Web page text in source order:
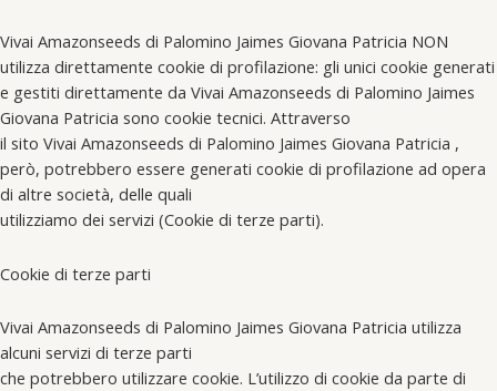
Vivai Amazonseeds di Palomino Jaimes Giovana Patricia NON
utilizza direttamente cookie di profilazione: gli unici cookie generati
e gestiti direttamente da Vivai Amazonseeds di Palomino Jaimes
Giovana Patricia sono cookie tecnici. Attraverso
il sito Vivai Amazonseeds di Palomino Jaimes Giovana Patricia ,
però, potrebbero essere generati cookie di profilazione ad opera
di altre società, delle quali
utilizziamo dei servizi (Cookie di terze parti).
Cookie di terze parti
Vivai Amazonseeds di Palomino Jaimes Giovana Patricia utilizza
alcuni servizi di terze parti
che potrebbero utilizzare cookie. L’utilizzo di cookie da parte di